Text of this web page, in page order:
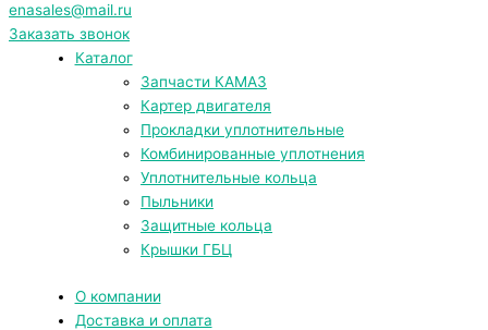
enasales@mail.ru
Заказать звонок
Каталог
Запчасти КАМАЗ
Картер двигателя
Прокладки уплотнительные
Комбинированные уплотнения
Уплотнительные кольца
Пыльники
Защитные кольца
Крышки ГБЦ
О компании
Доставка и оплата